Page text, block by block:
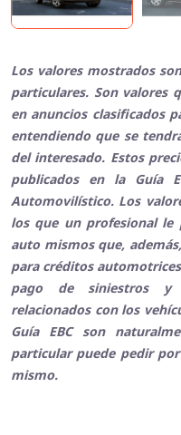
Los valores mostrados
particulares. Son valores
en anuncios clasificados
entendiendo que se
del interesado. Estos
publicados en la Guía
Automovilístico. Los
los que un profesional le
auto mismos que,
para créditos
pago de siniestros y
relacionados con los
Guía EBC son
particular puede pedir
mismo.